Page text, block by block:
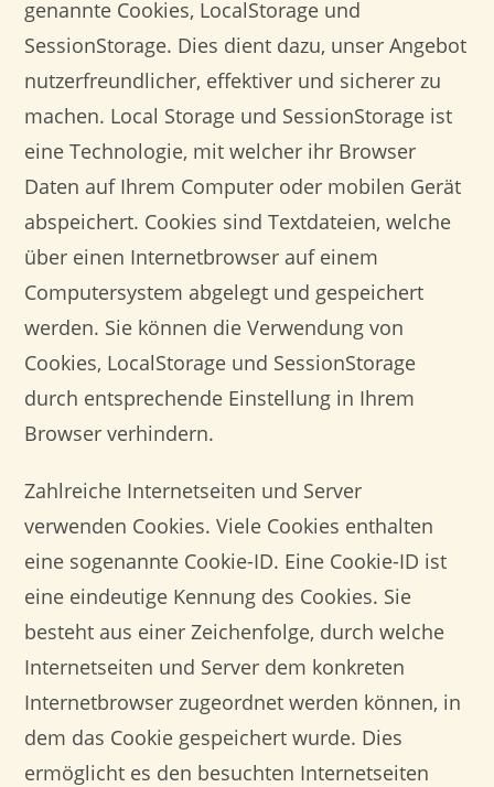
genannte Cookies, LocalStorage und
SessionStorage. Dies dient dazu, unser Angebot
nutzerfreundlicher, effektiver und sicherer zu
machen. Local Storage und SessionStorage ist
eine Technologie, mit welcher ihr Browser
Daten auf Ihrem Computer oder mobilen Gerät
abspeichert. Cookies sind Textdateien, welche
über einen Internetbrowser auf einem
Computersystem abgelegt und gespeichert
werden. Sie können die Verwendung von
Cookies, LocalStorage und SessionStorage
durch entsprechende Einstellung in Ihrem
Browser verhindern.
Zahlreiche Internetseiten und Server
verwenden Cookies. Viele Cookies enthalten
eine sogenannte Cookie-ID. Eine Cookie-ID ist
eine eindeutige Kennung des Cookies. Sie
besteht aus einer Zeichenfolge, durch welche
Internetseiten und Server dem konkreten
Internetbrowser zugeordnet werden können, in
dem das Cookie gespeichert wurde. Dies
ermöglicht es den besuchten Internetseiten